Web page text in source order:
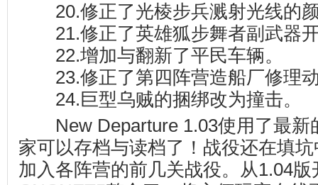
20.修正了光棱步兵溅射光线的
21.修正了英雄狐步舞者副武器
22.增加与翻新了平民车辆。
23.修正了第四阵营造船厂修理
24.巨型乌贼的捆绑改为撞击。
New Departure 1.03使用了最新
家可以存档与读档了！战役还在填
加入各阵营的前几关战役。从1.04